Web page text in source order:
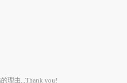
理由...Thank you!